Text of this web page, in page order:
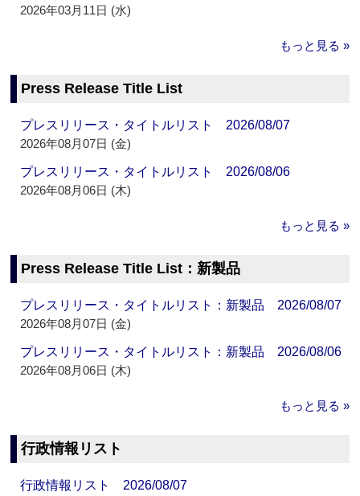
2026年03月11日 (水)
もっと見る »
Press Release Title List
プレスリリース・タイトルリスト 2026/08/07
2026年08月07日 (金)
プレスリリース・タイトルリスト 2026/08/06
2026年08月06日 (木)
もっと見る »
Press Release Title List：新製品
プレスリリース・タイトルリスト：新製品 2026/08/07
2026年08月07日 (金)
プレスリリース・タイトルリスト：新製品 2026/08/06
2026年08月06日 (木)
もっと見る »
行政情報リスト
行政情報リスト 2026/08/07